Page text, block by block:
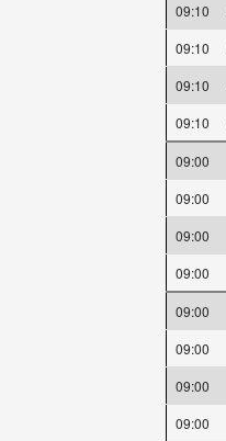
09:10
09:10
09:10
09:10
09:00
09:00
09:00
09:00
09:00
09:00
09:00
09:00